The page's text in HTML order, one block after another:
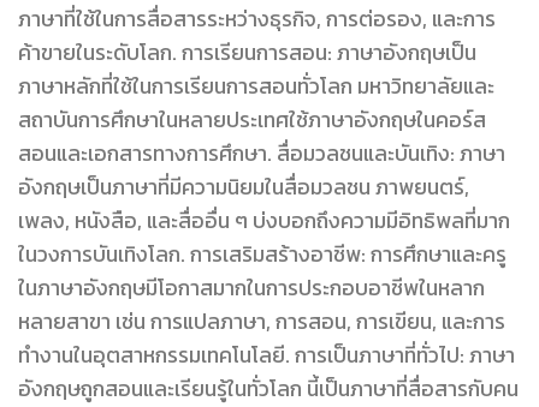
ภาษาที่ใช้ในการสื่อสารระหว่างธุรกิจ, การต่อรอง, และการ
ค้าขายในระดับโลก. การเรียนการสอน: ภาษาอังกฤษเป็น
ภาษาหลักที่ใช้ในการเรียนการสอนทั่วโลก มหาวิทยาลัยและ
สถาบันการศึกษาในหลายประเทศใช้ภาษาอังกฤษในคอร์ส
สอนและเอกสารทางการศึกษา. สื่อมวลชนและบันเทิง: ภาษา
อังกฤษเป็นภาษาที่มีความนิยมในสื่อมวลชน ภาพยนตร์,
เพลง, หนังสือ, และสื่ออื่น ๆ บ่งบอกถึงความมีอิทธิพลที่มาก
ในวงการบันเทิงโลก. การเสริมสร้างอาชีพ: การศึกษาและครู
ในภาษาอังกฤษมีโอกาสมากในการประกอบอาชีพในหลาก
หลายสาขา เช่น การแปลภาษา, การสอน, การเขียน, และการ
ทำงานในอุตสาหกรรมเทคโนโลยี. การเป็นภาษาที่ทั่วไป: ภาษา
อังกฤษถูกสอนและเรียนรู้ในทั่วโลก นี้เป็นภาษาที่สื่อสารกับคน